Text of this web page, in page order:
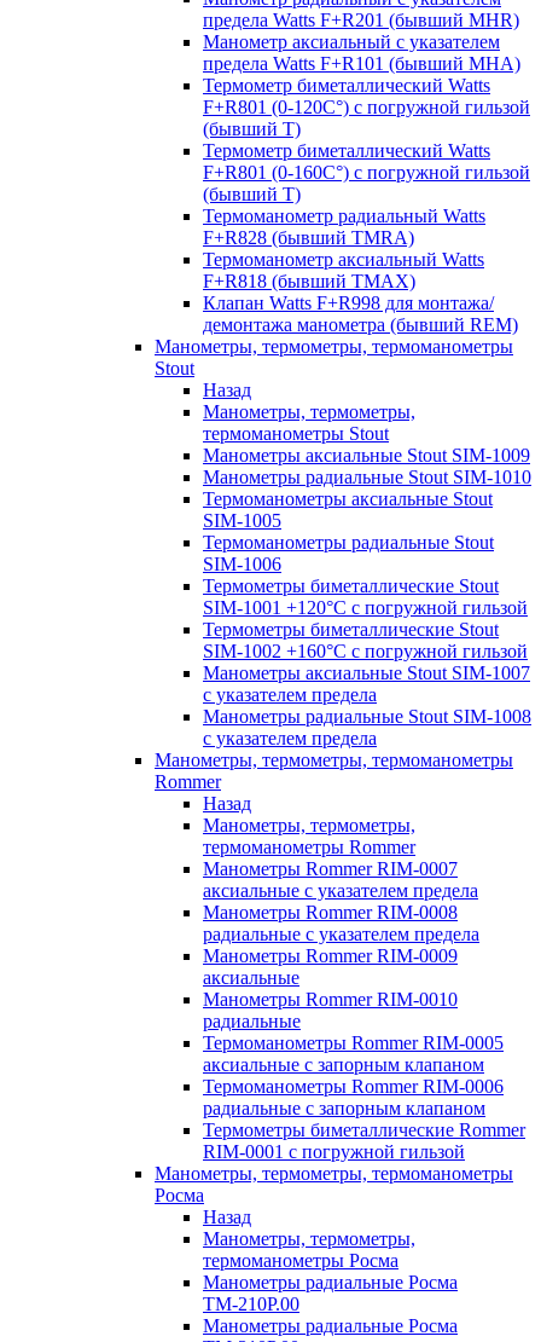
предела Watts F+R201 (бывший MHR)
Манометр аксиальный с указателем
предела Watts F+R101 (бывший MHA)
Термометр биметаллический Watts
F+R801 (0-120С°) с погружной гильзой
(бывший T)
Термометр биметаллический Watts
F+R801 (0-160С°) с погружной гильзой
(бывший T)
Термоманометр радиальный Watts
F+R828 (бывший TMRA)
Термоманометр аксиальный Watts
F+R818 (бывший TMAX)
Клапан Watts F+R998 для монтажа/
демонтажа манометра (бывший REM)
Манометры, термометры, термоманометры
Stout
Назад
Манометры, термометры,
термоманометры Stout
Манометры аксиальные Stout SIM-1009
Манометры радиальные Stout SIM-1010
Термоманометры аксиальные Stout
SIM-1005
Термоманометры радиальные Stout
SIM-1006
Термометры биметаллические Stout
SIM-1001 +120°С с погружной гильзой
Термометры биметаллические Stout
SIM-1002 +160°С с погружной гильзой
Манометры аксиальные Stout SIM-1007
с указателем предела
Манометры радиальные Stout SIM-1008
с указателем предела
Манометры, термометры, термоманометры
Rommer
Назад
Манометры, термометры,
термоманометры Rommer
Манометры Rommer RIM-0007
аксиальные с указателем предела
Манометры Rommer RIM-0008
радиальные с указателем предела
Манометры Rommer RIM-0009
аксиальные
Манометры Rommer RIM-0010
радиальные
Термоманометры Rommer RIM-0005
аксиальные с запорным клапаном
Термоманометры Rommer RIM-0006
радиальные с запорным клапаном
Термометры биметаллические Rommer
RIM-0001 с погружной гильзой
Манометры, термометры, термоманометры
Росма
Назад
Манометры, термометры,
термоманометры Росма
Манометры радиальные Росма
ТМ-210P.00
Манометры радиальные Росма